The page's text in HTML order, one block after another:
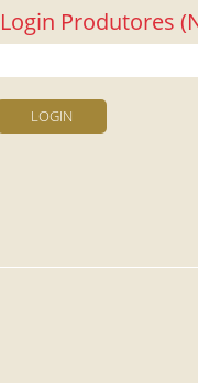
Login Produtores
LOGIN